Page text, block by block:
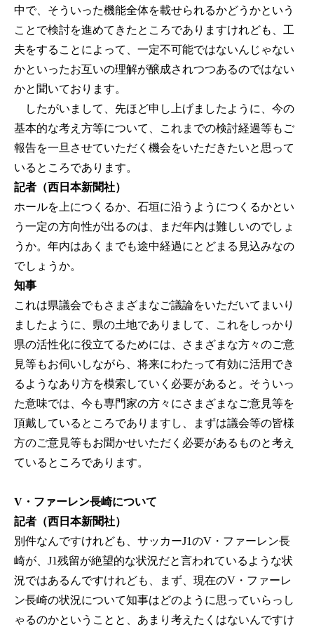
中で、そういった機能全体を載せられるかどうかという
ことで検討を進めてきたところでありますけれども、工
夫をすることによって、一定不可能ではないんじゃない
かといったお互いの理解が醸成されつつあるのではない
かと聞いております。
したがいまして、先ほど申し上げましたように、今の
基本的な考え方等について、これまでの検討経過等もご
報告を一旦させていただく機会をいただきたいと思って
いるところであります。
記者（西日本新聞社）
ホールを上につくるか、石垣に沿うようにつくるかとい
う一定の方向性が出るのは、まだ年内は難しいのでしょ
うか。年内はあくまでも途中経過にとどまる見込みなの
でしょうか。
知事
これは県議会でもさまざまなご議論をいただいてまいり
ましたように、県の土地でありまして、これをしっかり
県の活性化に役立てるためには、さまざまな方々のご意
見等もお伺いしながら、将来にわたって有効に活用でき
るようなあり方を模索していく必要があると。そういっ
た意味では、今も専門家の方々にさまざまなご意見等を
頂戴しているところでありますし、まずは議会等の皆様
方のご意見等もお聞かせいただく必要があるものと考え
ているところであります。
V・ファーレン長崎について
記者（西日本新聞社）
別件なんですけれども、サッカーJ1のV・ファーレン長
崎が、J1残留が絶望的な状況だと言われているような状
況ではあるんですけれども、まず、現在のV・ファーレ
ン長崎の状況について知事はどのように思っていらっし
ゃるのかということと、あまり考えたくはないんですけ